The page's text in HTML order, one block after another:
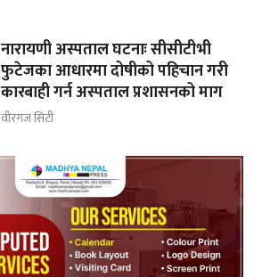
नारायणी अस्पताल घटनाः सीसीटीभी
फुटेजका आधारमा दोषीको पहिचान गरी
कारबाही गर्न अस्पताल प्रशासनको माग
वीरगंज सिटी